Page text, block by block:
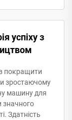
успіху з
покращити
зростаючому
машину для
значного
Здатність